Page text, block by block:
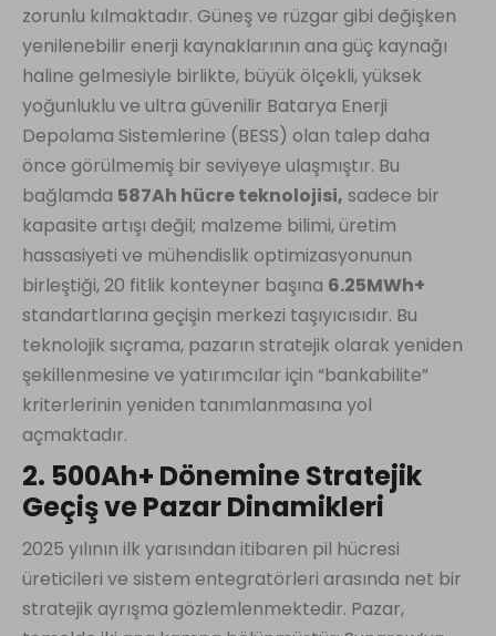
zorunlu kılmaktadır. Güneş ve rüzgar gibi değişken
yenilenebilir enerji kaynaklarının ana güç kaynağı
haline gelmesiyle birlikte, büyük ölçekli, yüksek
yoğunluklu ve ultra güvenilir Batarya Enerji
Depolama Sistemlerine (BESS) olan talep daha
önce görülmemiş bir seviyeye ulaşmıştır. Bu
bağlamda 587Ah hücre teknolojisi, sadece bir
kapasite artışı değil; malzeme bilimi, üretim
hassasiyeti ve mühendislik optimizasyonunun
birleştiği, 20 fitlik konteyner başına 6.25MWh+
standartlarına geçişin merkezi taşıyıcısıdır. Bu
teknolojik sıçrama, pazarın stratejik olarak yeniden
şekillenmesine ve yatırımcılar için “bankabilite”
kriterlerinin yeniden tanımlanmasına yol
açmaktadır.
2. 500Ah+ Dönemine Stratejik
Geçiş ve Pazar Dinamikleri
2025 yılının ilk yarısından itibaren pil hücresi
üreticileri ve sistem entegratörleri arasında net bir
stratejik ayrışma gözlemlenmektedir. Pazar,